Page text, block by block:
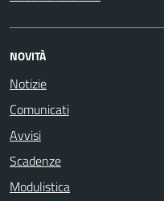
NOVITÀ
Notizie
Comunicati
Avvisi
Scadenze
Modulistica